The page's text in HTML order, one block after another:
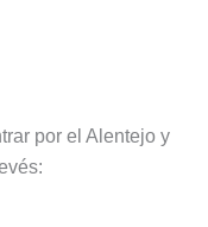
por el Alentejo y